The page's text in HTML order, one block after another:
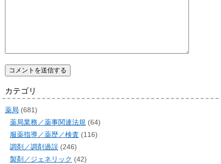
カテゴリ
薬局 (681)
薬局業務／薬事関連法規 (64)
服薬指導／薬歴／検査 (116)
調剤／調剤過誤 (246)
製剤／ジェネリック (42)